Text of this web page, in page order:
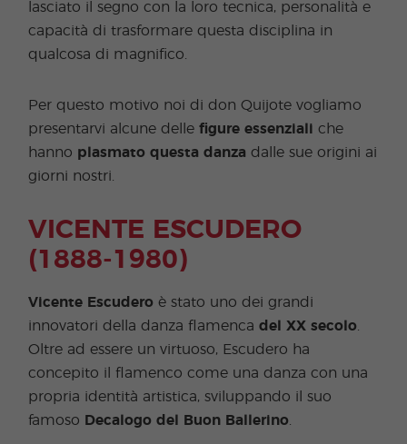
lasciato il segno con la loro tecnica, personalità e
capacità di trasformare questa disciplina in
qualcosa di magnifico.
Per questo motivo noi di don Quijote vogliamo
presentarvi alcune dellefigure essenziali
che
hanno plasmato questa danza dalle sue origini ai
giorni nostri.
VICENTE ESCUDERO
(1888-1980)
Vicente Escudero è stato uno dei grandi
innovatori della danza flamencadel XX secolo
Oltre ad essere un virtuoso, Escudero ha
concepito il flamenco come una danza con una
propria identità artistica, sviluppando il suo
famoso Decalogo del Buon Ballerino